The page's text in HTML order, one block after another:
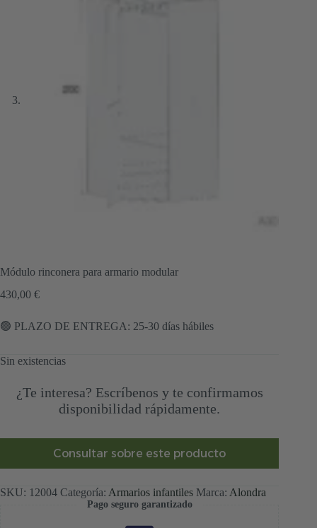
Módulo rinconera para armario modular
430,00 €
🟢 PLAZO DE ENTREGA: 25-30 días hábiles
Sin existencias
¿Te interesa? Escríbenos y te confirmamos
disponibilidad rápidamente.
Consultar sobre este producto
SKU: 12004 Categoría: Armarios infantiles Marca: Alondra
Pago seguro garantizado